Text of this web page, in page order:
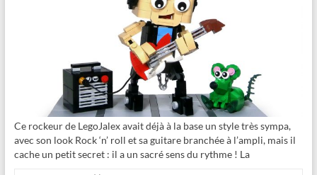
Ce rockeur de LegoJalex avait déjà à la base un style très sympa,
avec son look Rock ‘n’ roll et sa guitare branchée à l’ampli, mais il
cache un petit secret : il a un sacré sens du rythme ! La